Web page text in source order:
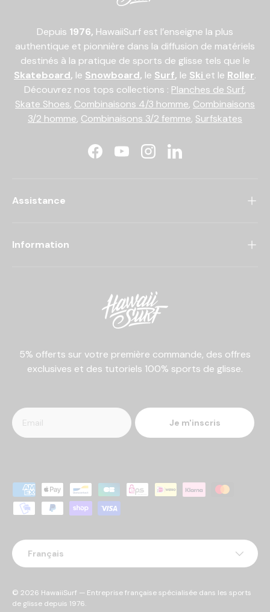
Depuis 1976, HawaiiSurf est l’enseigne la plus
authentique et pionnière dans la diffusion de matériels
destinés à la pratique de sports de glisse tels que le
Skateboard, le Snowboard, le Surf, le Ski et le Roller.
Découvrez nos tops collections : Planches de Surf,
Skate Shoes, Combinaisons 4/3 homme, Combinaisons
3/2 homme, Combinaisons 3/2 femme, Surfskates
FacebookYouTubeInstagramLinkedIn
Assistance
Information
5% offerts sur votre première commande, des offres
exclusives et des tutoriels 100% sports de glisse.
Je m'inscris
Moyens de paiement acceptés
Langue
Français
© 2026 HawaiiSurf — Entreprise française spécialisée dans les sports
de glisse depuis 1976.